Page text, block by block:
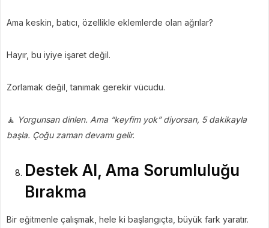
Ama keskin, batıcı, özellikle eklemlerde olan ağrılar?
Hayır, bu iyiye işaret değil.
Zorlamak değil, tanımak gerekir vücudu.
🧘 Yorgunsan dinlen. Ama “keyfim yok” diyorsan, 5 dakikayla
başla. Çoğu zaman devamı gelir.
Destek Al, Ama Sorumluluğu
Bırakma
Bir eğitmenle çalışmak, hele ki başlangıçta, büyük fark yaratır.